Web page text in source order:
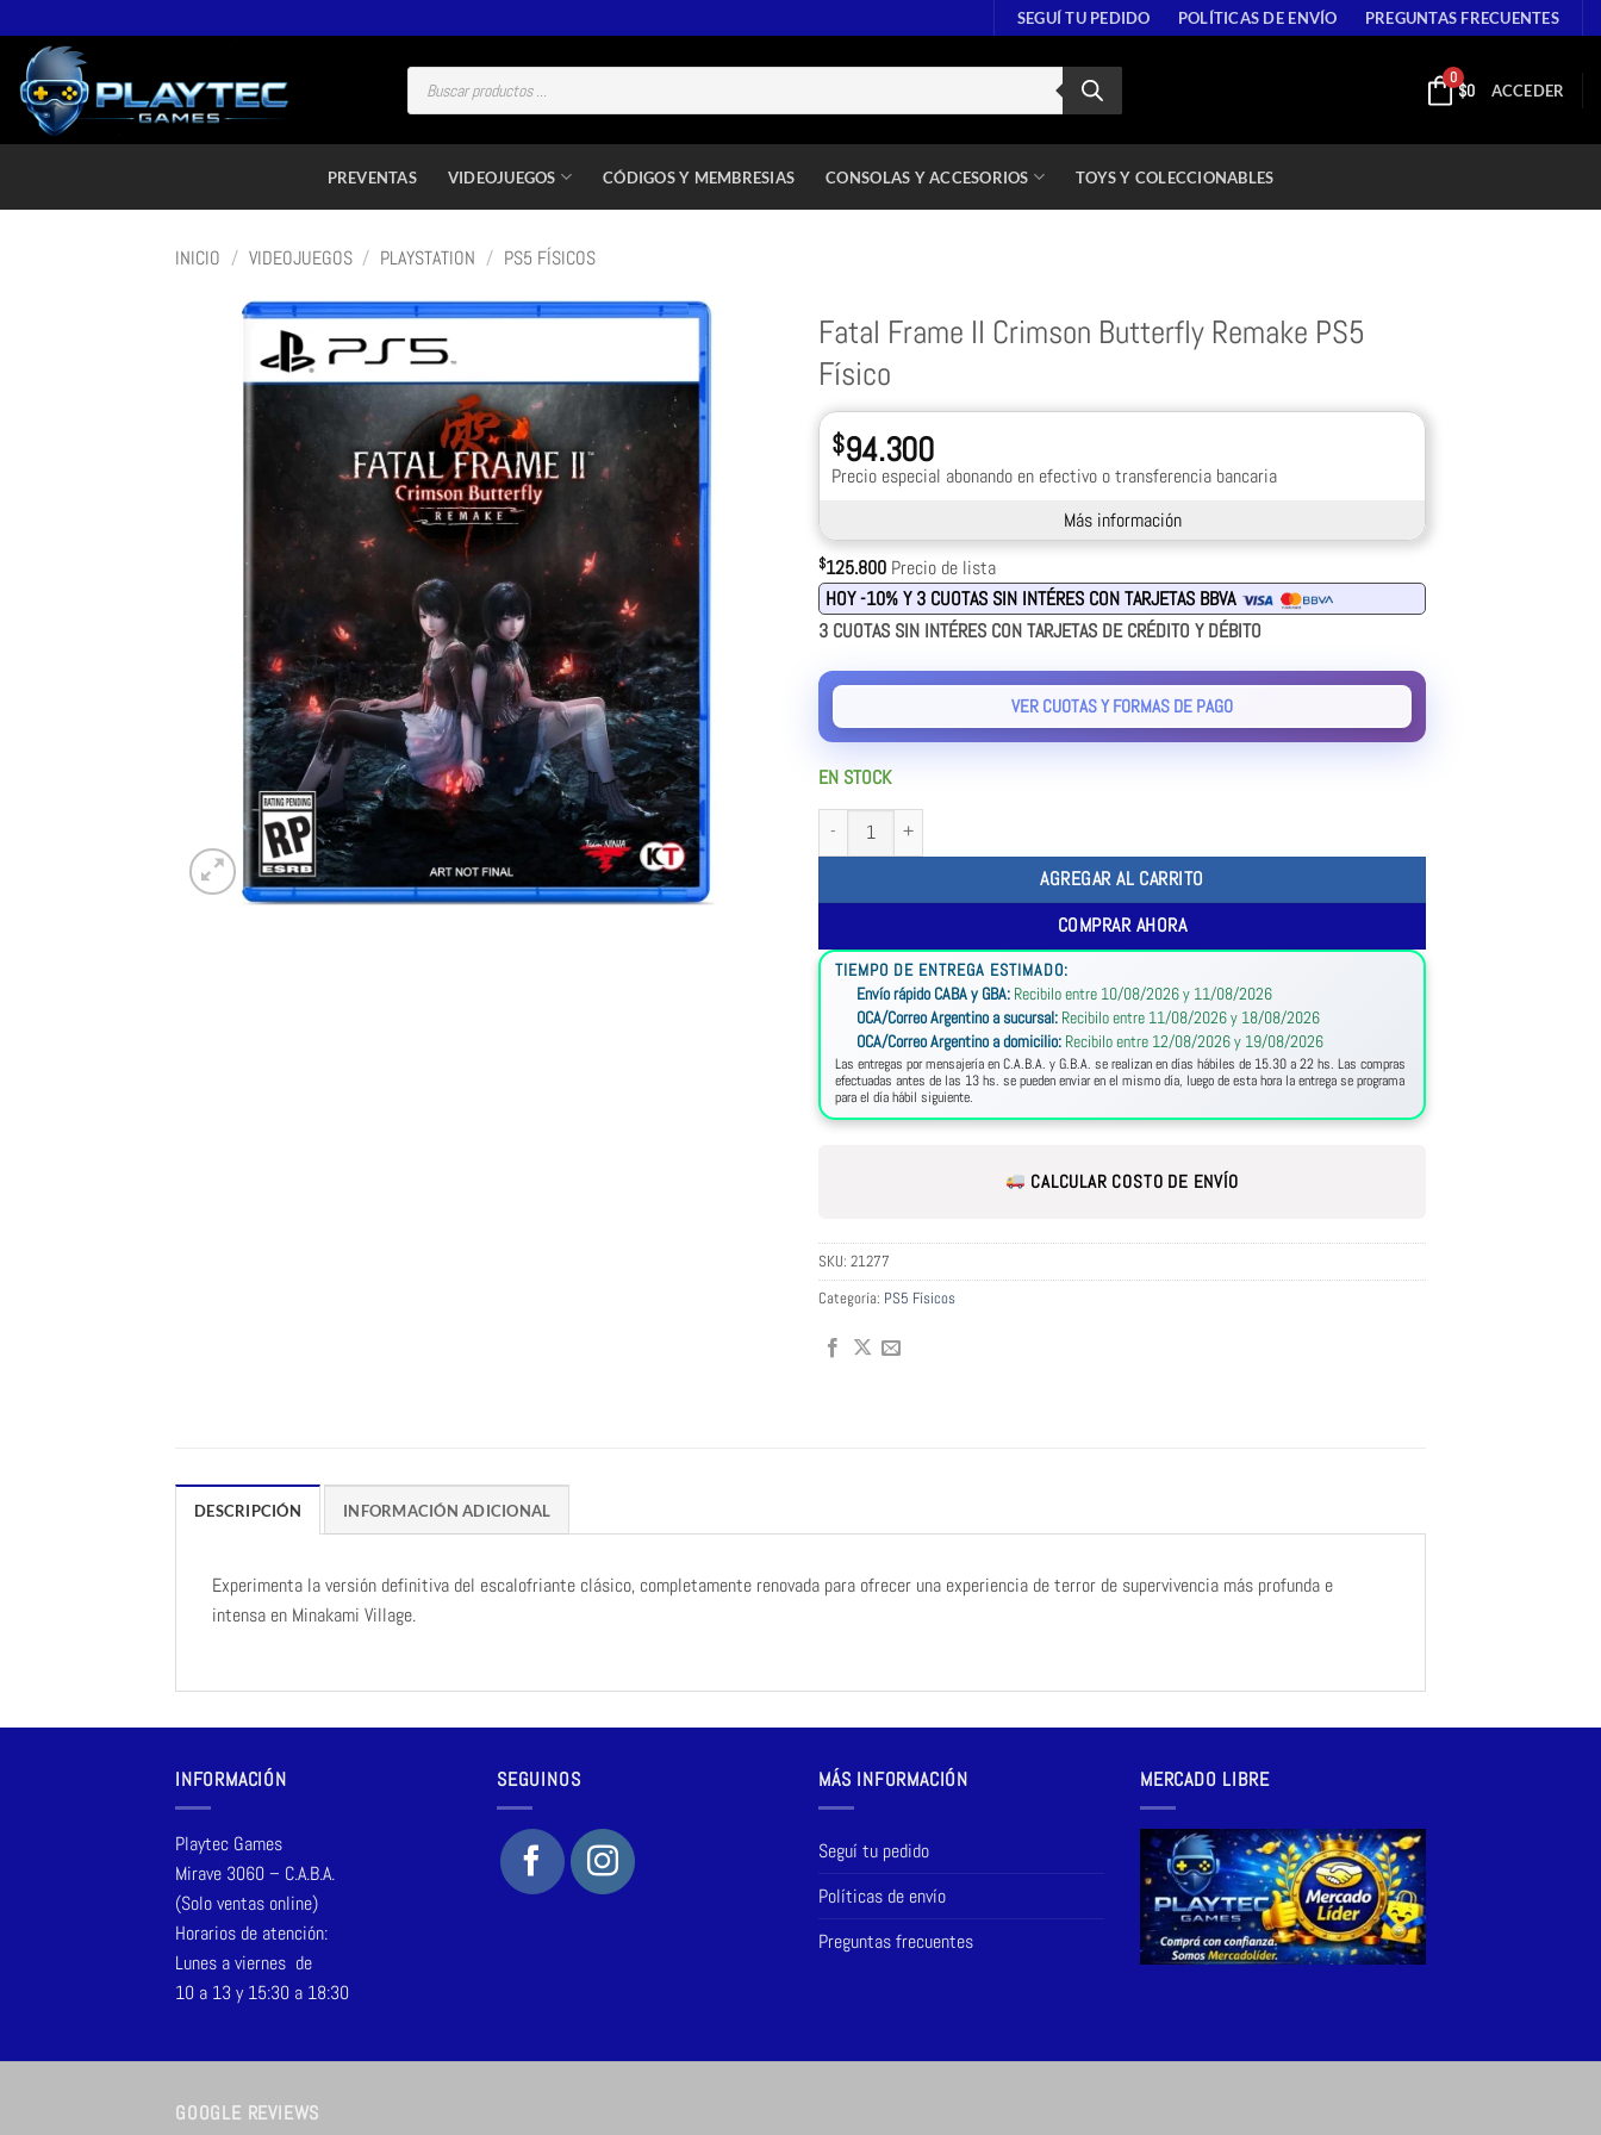
SEGUÍ TU PEDIDO POLÍTICAS DE ENVÍO PREGUNTAS FRECUENTES
0
$0 ACCEDER
PREVENTAS VIDEOJUEGOS CÓDIGOS Y MEMBRESIAS CONSOLAS Y ACCESORIOS TOYS Y COLECCIONABLES
INICIO / VIDEOJUEGOS / PLAYSTATION / PS5 FÍSICOS
Fatal Frame II Crimson Butterfly Remake PS5
Físico
$94.300
Precio especial abonando en efectivo o transferencia bancaria
Más información
$125.800 Precio de lista
HOY -10% Y 3 CUOTAS SIN INTÉRES CON TARJETAS BBVA
3 CUOTAS SIN INTÉRES CON TARJETAS DE CRÉDITO Y DÉBITO
VER CUOTAS Y FORMAS DE PAGO
EN STOCK
AGREGAR AL CARRITO
COMPRAR AHORA
TIEMPO DE ENTREGA ESTIMADO:
Envío rápido CABA y GBA: Recibilo entre 10/08/2026 y 11/08/2026
OCA/Correo Argentino a sucursal: Recibilo entre 11/08/2026 y 18/08/2026
OCA/Correo Argentino a domicilio: Recibilo entre 12/08/2026 y 19/08/2026
Las entregas por mensajería en C.A.B.A. y G.B.A. se realizan en días hábiles de 15.30 a 22 hs. Las compras
efectuadas antes de las 13 hs. se pueden enviar en el mismo día, luego de esta hora la entrega se programa
para el día hábil siguiente.
CALCULAR COSTO DE ENVÍO
SKU: 21277
Categoría: PS5 Físicos
DESCRIPCIÓN INFORMACIÓN ADICIONAL
Experimenta la versión definitiva del escalofriante clásico, completamente renovada para ofrecer una experiencia de terror de supervivencia más profunda e
intensa en Minakami Village.
INFORMACIÓN
Playtec Games
Mirave 3060 – C.A.B.A.
(Solo ventas online)
Horarios de atención:
Lunes a viernes de
10 a 13 y 15:30 a 18:30
SEGUINOS MÁS INFORMACIÓN
Seguí tu pedido
Políticas de envío
Preguntas frecuentes
MERCADO LIBRE
GOOGLE REVIEWS